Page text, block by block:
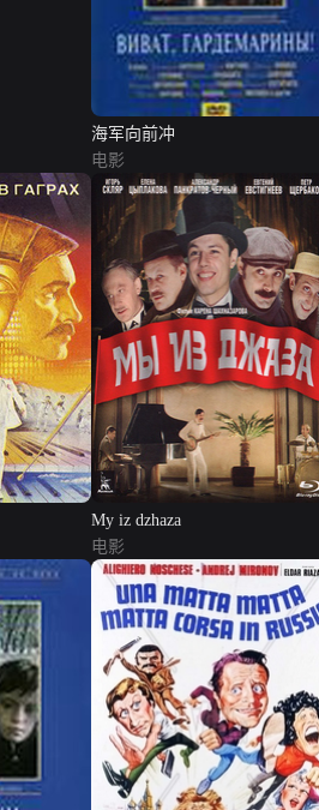
海军向前冲
电影
My iz dzhaza
电影